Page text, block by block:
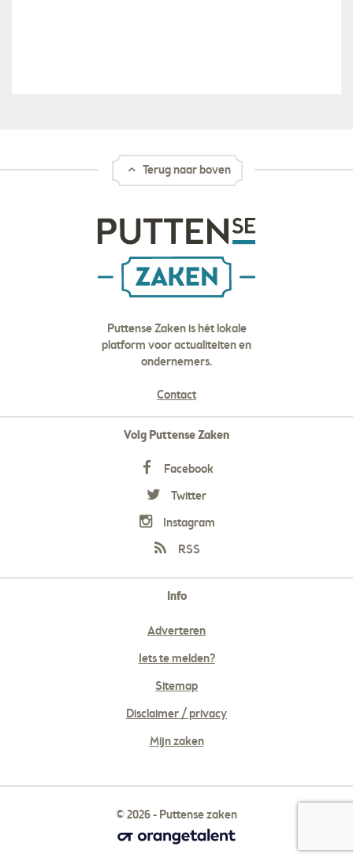
Terug naar boven
Puttense Zaken is hét lokale
platform voor actualiteiten en
ondernemers.
Contact
Volg Puttense Zaken
Facebook
Twitter
Instagram
RSS
Info
Adverteren
Iets te melden?
Sitemap
Disclaimer / privacy
Mijn zaken
© 2026 - Puttense zaken